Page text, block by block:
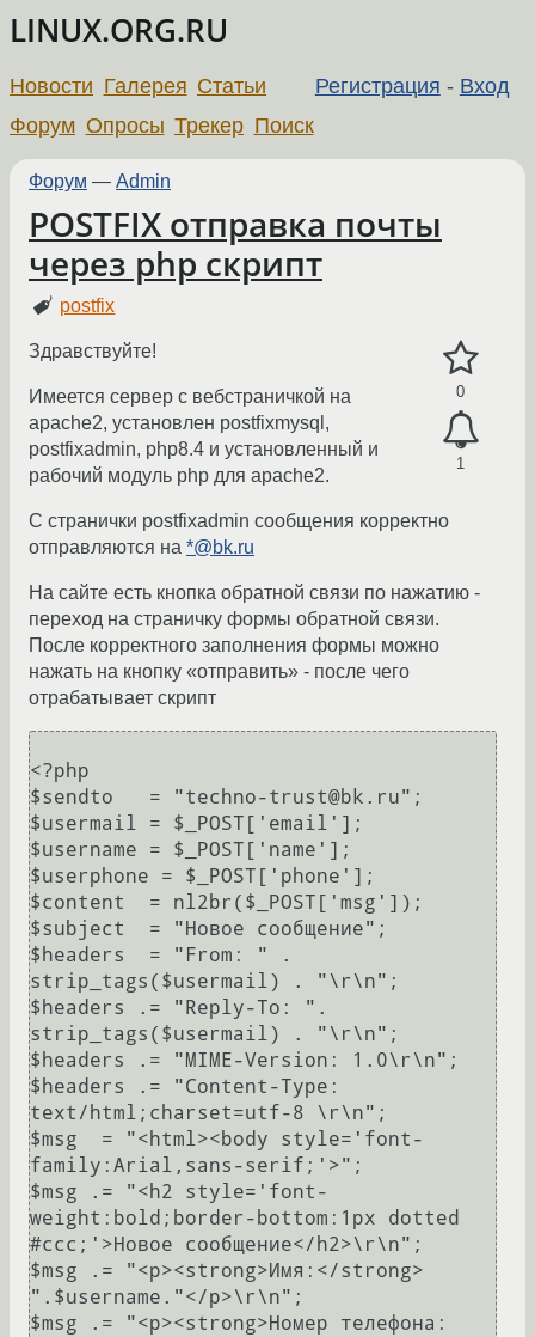
LINUX.ORG.RU
Регистрация - Вход
Новости Галерея Статьи
Форум Опросы Трекер Поиск
Форум — Admin
POSTFIX отправка почты
через php скрипт
postfix
0
1
Здравствуйте!
Имеется сервер с вебстраничкой на
apache2, установлен postfixmysql,
postfixadmin, php8.4 и установленный и
рабочий модуль php для apache2.
С странички postfixadmin сообщения корректно
отправляются на *@bk.ru
На сайте есть кнопка обратной связи по нажатию -
переход на страничку формы обратной связи.
После корректного заполнения формы можно
нажать на кнопку «отправить» - после чего
отрабатывает скрипт
<?php
$sendto   = "techno-trust@bk.ru";
$usermail = $_POST['email'];
$username = $_POST['name'];
$userphone = $_POST['phone'];
$content  = nl2br($_POST['msg']);
$subject  = "Новое сообщение";
$headers  = "From: " .
strip_tags($usermail) . "\r\n";
$headers .= "Reply-To: ".
strip_tags($usermail) . "\r\n";
$headers .= "MIME-Version: 1.0\r\n";
$headers .= "Content-Type:
text/html;charset=utf-8 \r\n";
$msg  = "<html><body style='font-
family:Arial,sans-serif;'>";
$msg .= "<h2 style='font-
weight:bold;border-bottom:1px dotted
#ccc;'>Новое сообщение</h2>\r\n";
$msg .= "<p><strong>Имя:</strong>
".$username."</p>\r\n";
$msg .= "<p><strong>Номер телефона: